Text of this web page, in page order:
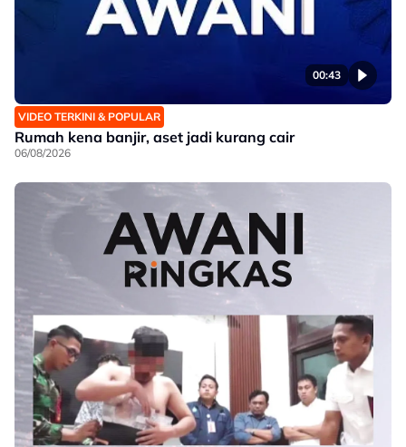
00:43
VIDEO TERKINI & POPULAR
Rumah kena banjir, aset jadi kurang cair
06/08/2026